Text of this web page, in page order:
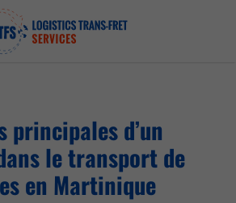
principales d’un
le transport de
en Martinique